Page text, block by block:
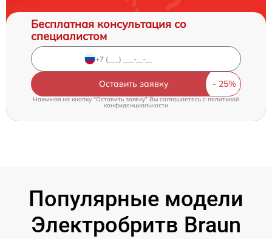
Бесплатная консультация со
специалистом
Оставить заявку
Нажимая на кнопку "Оставить заявку" Вы соглашаетесь cполитикой
конфиденциальности
Популярные модели
Электробритв Braun